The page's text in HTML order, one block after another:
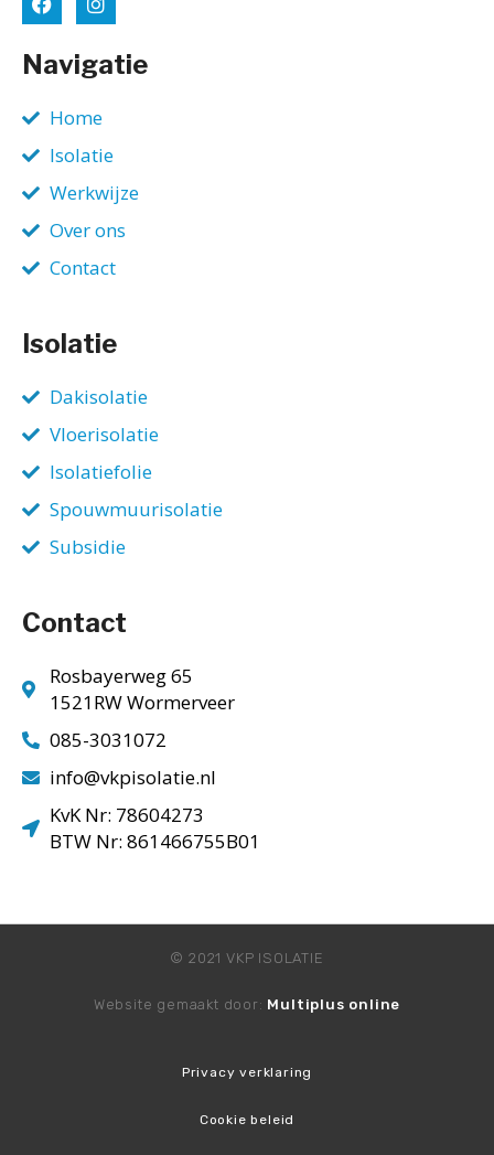
Navigatie
Home
Isolatie
Werkwijze
Over ons
Contact
Isolatie
Dakisolatie
Vloerisolatie
Isolatiefolie
Spouwmuurisolatie
Subsidie
Contact
Rosbayerweg 65
1521RW Wormerveer
085-3031072
info@vkpisolatie.nl
KvK Nr: 78604273
BTW Nr: 861466755B01
© 2021 VKP ISOLATIE
Website gemaakt door: Multiplus online
Privacy verklaring
Cookie beleid